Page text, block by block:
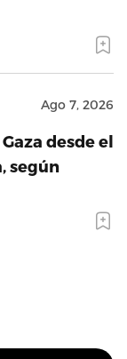
Ago 7, 2026
desde el
según